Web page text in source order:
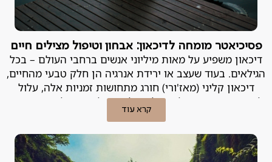
פסיכיאטר מומחה לדיכאון: אבחון וטיפול מצילים חיים
דיכאון משפיע על מאות מיליוני אנשים ברחבי העולם – בכל
הגילאים. בעוד שעצב או ירידת אנרגיה הן חלק טבעי מהחיים,
דיכאון קליני (מאז'ורי) חורג מתחושות זמניות אלה, עלול
להשפיע עמוקות על היכולת של אדם לתפקד וליהנות מחייו,
ועלול להיות מסוכן. פסיכיאטר מומחה לדיכאון מסביר.
קרא עוד